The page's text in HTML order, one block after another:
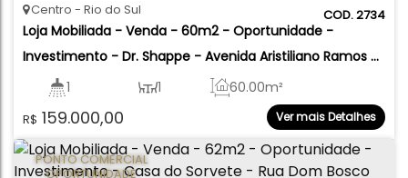
2734
Loja Mobiliada - Venda - 60m2 - Oportunidade -
Investimento - Dr. Shappe - Avenida Aristiliano Ramos -
Centro - Rio do Sul
R$ 159.000,00
Centro Rio do Sul
1 60.00m²
1
Ver mais Detalhes
PONTO COMERCIAL
OPORTUNIDADE